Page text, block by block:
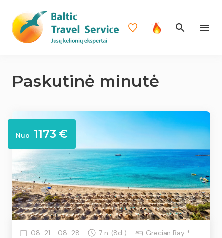
Paskutinė minutė
Nuo 1173 €
08-21 - 08-28 7 n. (8d.) Grecian Bay *